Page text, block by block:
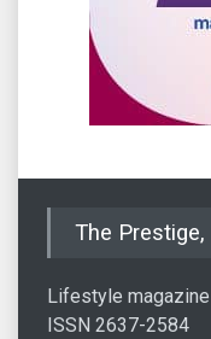
The
Lifestyle
ISSN 2637-2584